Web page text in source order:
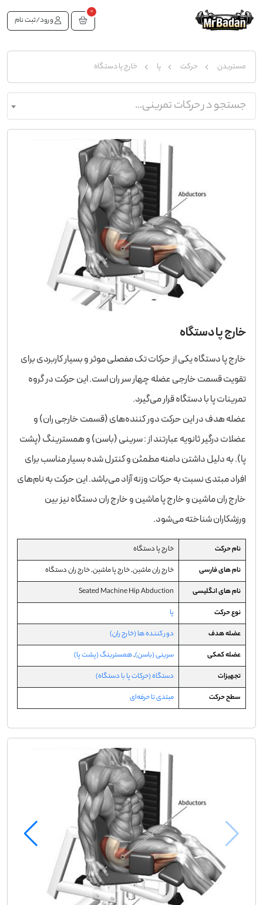
0
ورود/ثبت نام
مستربدن حرکت پا خارج پا دستگاه
جستجو در حرکات تمرینی...
خارج پا دستگاه
خارج پا دستگاه یکی از حرکات تک مفصلی موثر و بسیار کاربردی برای
تقویت قسمت خارجی عضله چهار سر ران است. این حرکت در گروه
تمرینات پا با دستگاه قرار می‌گیرد.
عضله هدف در این حرکت دور کننده‌های (قسمت خارجی ران) و
عضلات درگیر ثانویه عبارتند از : سرینی (باسن) و همسترینگ (پشت
پا). به دلیل داشتن دامنه مطمئن و کنترل شده بسیار مناسب برای
افراد مبتدی نسبت به حرکات وزنه آزاد می‌باشد. این حرکت به نام‌های
خارج ران ماشین و خارج پا ماشین و خارج ران دستگاه نیز بین
ورزشکاران شناخته می‌شود.
نام حرکت
خارج پا دستگاه
نام های فارسی
خارج ران ماشین, خارج پا ماشین, خارج ران دستگاه
نام های انگلیسی
Seated Machine Hip Abduction
نوع حرکت
پا
عضله هدف
دور کننده ها (خارج ران)
عضله کمکی
سرینی (باسن),همسترینگ (پشت پا)
تجهیزات
دستگاه (حرکات پا با دستگاه)
سطح حرکت
مبتدی تا حرفه‌ای